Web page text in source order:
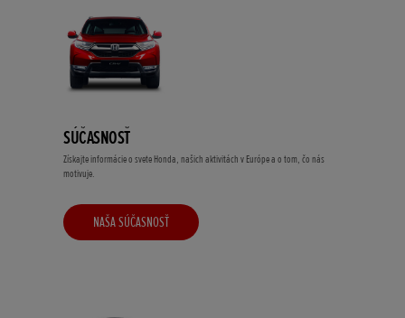
SÚČASNOSŤ
Získajte informácie o svete Honda, našich aktivitách v Európe a o tom, čo nás
motivuje.
NAŠA SÚČASNOSŤ